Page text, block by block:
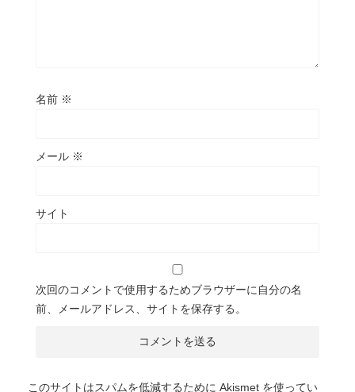
名前 ※
メール ※
サイト
次回のコメントで使用するためブラウザーに自分の名
前、メールアドレス、サイトを保存する。
このサイトはスパムを低減するために Akismet を使ってい